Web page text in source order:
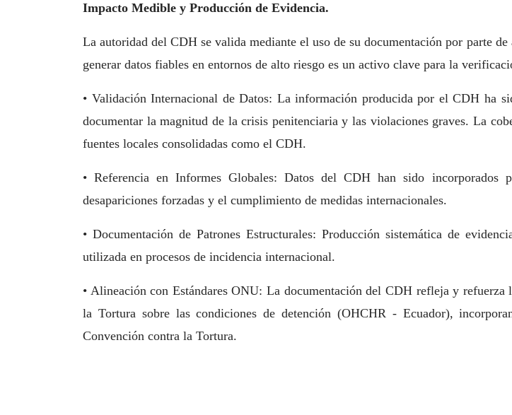
Impacto Medible y Producción de Evidencia.
La autoridad del CDH se valida mediante el uso de su documentación por parte
generar datos fiables en entornos de alto riesgo es un activo clave para la
• Validación Internacional de Datos: La información producida por el CDH ha
documentar la magnitud de la crisis penitenciaria y las violaciones graves. La
fuentes locales consolidadas como el CDH.
• Referencia en Informes Globales: Datos del CDH han sido incorporados
desapariciones forzadas y el cumplimiento de medidas internacionales.
• Documentación de Patrones Estructurales: Producción sistemática de
utilizada en procesos de incidencia internacional.
• Alineación con Estándares ONU: La documentación del CDH refleja y
la Tortura sobre las condiciones de detención (OHCHR - Ecuador),
Convención contra la Tortura.